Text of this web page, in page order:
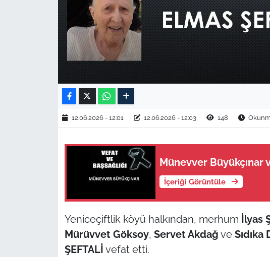
12.06.2026 - 12:01 12.06.2026 - 12:03 148
Münevver Büyükçınar
İçeriği Görüntüle
Yeniceçiftlik köyü halkından, merhum İlyas
Mürüvvet Göksoy, Servet Akdağ ve Sıdıka
ŞEFTALİ vefat etti.
RESMİ İLAN
EDİRNE